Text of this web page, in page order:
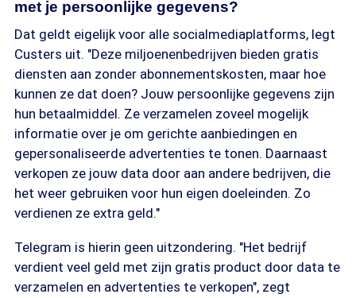
met je persoonlijke gegevens?
Dat geldt eigelijk voor alle socialmediaplatforms, legt
Custers uit. "Deze miljoenenbedrijven bieden gratis
diensten aan zonder abonnementskosten, maar hoe
kunnen ze dat doen? Jouw persoonlijke gegevens zijn
hun betaalmiddel. Ze verzamelen zoveel mogelijk
informatie over je om gerichte aanbiedingen en
gepersonaliseerde advertenties te tonen. Daarnaast
verkopen ze jouw data door aan andere bedrijven, die
het weer gebruiken voor hun eigen doeleinden. Zo
verdienen ze extra geld."
Telegram is hierin geen uitzondering. "Het bedrijf
verdient veel geld met zijn gratis product door data te
verzamelen en advertenties te verkopen", zegt